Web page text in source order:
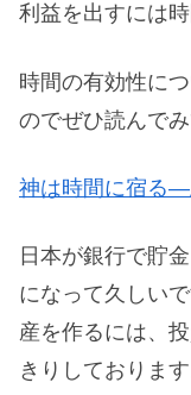
利益を出すには
時間の有効性に
のでぜひ読んでみ
神は時間に宿る―
日本が銀行で貯
になって久しい
産を作るには、
きりしておりま